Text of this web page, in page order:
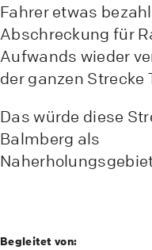
Fahrer etwas
Abschreckung für
Aufwands wieder
der ganzen Strecke
Das würde diese
Balmberg als
Begleitet von: